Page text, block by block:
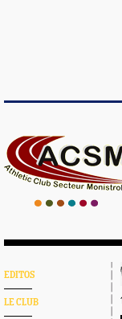
EDITOS
LE CLUB